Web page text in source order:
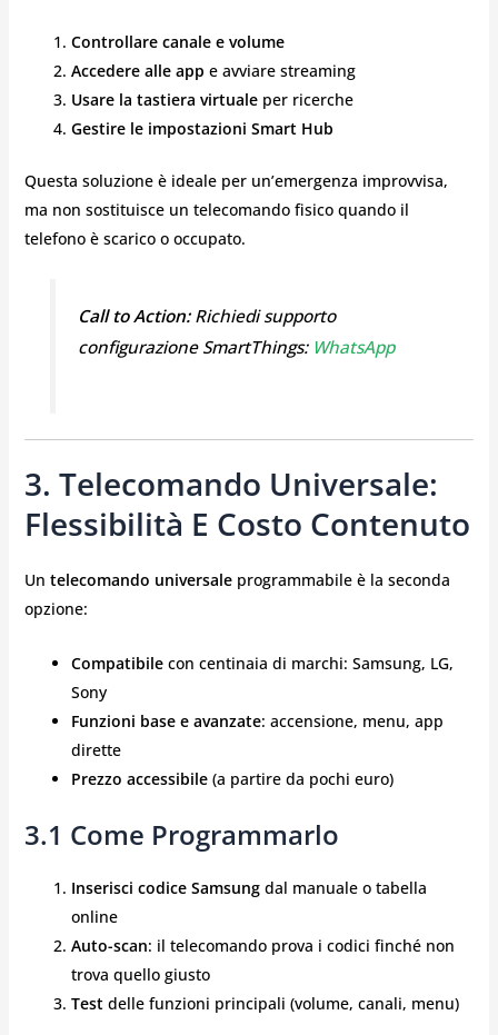
Controllare canale e volume
Accedere alle app e avviare streaming
Usare la tastiera virtualeper ricerche
Gestire le impostazioni Smart Hub
Questa soluzione è ideale per un’emergenza improvvisa,
ma non sostituisce un telecomando fisico quando il
telefono è scarico o occupato.
Call to Action:Richiedi supporto
configurazione SmartThings: WhatsApp
3. Telecomando Universale:
Flessibilità E Costo Contenuto
Un telecomando universaleprogrammabile è la seconda
opzione:
Compatibilecon centinaia di marchi: Samsung, LG,
Sony
Funzioni base e avanzate: accensione, menu, app
dirette
Prezzo accessibile(a partire da pochi euro)
3.1 Come Programmarlo
Inserisci codice Samsungdal manuale o tabella
online
Auto-scan: il telecomando prova i codici finché non
trova quello giusto
Testdelle funzioni principali (volume, canali, menu)